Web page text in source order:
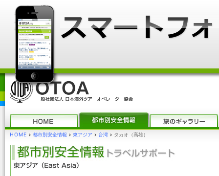
HOME › 都市別安全情報 › 東アジア › 台湾 › タカオ（高雄）